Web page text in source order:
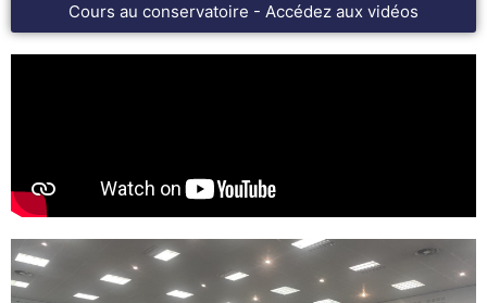
Cours au conservatoire - Accédez aux vidéos